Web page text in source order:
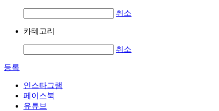
취소
카테고리
취소
등록
인스타그램
페이스북
유튜브